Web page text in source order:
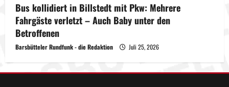
Bus kollidiert in Billstedt mit Pkw: Mehrere
Fahrgäste verletzt – Auch Baby unter den
Betroffenen
Barsbütteler Rundfunk - die Redaktion Juli 25, 2026